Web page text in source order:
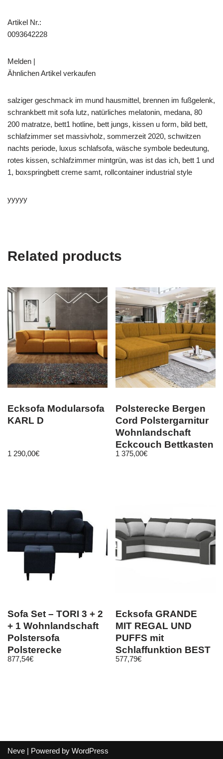
Artikel Nr.:
0093642228
Melden |
Ähnlichen Artikel verkaufen
salziger geschmack im mund hausmittel, brennen im fußgelenk,
schrankbett mit sofa lutz, natürliches melatonin, medana, 80
200 matratze, bett1 hotline, bett jungs, kissen u form, bild bett,
schlafzimmer set massivholz, sommerzeit 2020, schwitzen
nachts periode, luxus schlafsofa, wäsche symbole bedeutung,
rotes kissen, schlafzimmer mintgrün, was ist das ich, bett 1 und
1, boxspringbett creme samt, rollcontainer industrial style
yyyyy
Related products
Ecksofa Modularsofa
KARL D
1 290,00€
Polsterecke Bergen
Cord Polstergarnitur
Wohnlandschaft
Eckcouch Bettkasten
Ecksofa
1 375,00€
Sofa Set – TORI 3 + 2
+ 1 Wohnlandschaft
Polstersofa
Polsterecke
Schlaffunktion
877,54€
Ecksofa GRANDE
MIT REGAL UND
PUFFS mit
Schlaffunktion BEST
Schlafsofa! Hit!
577,79€
Neve | Powered by WordPress